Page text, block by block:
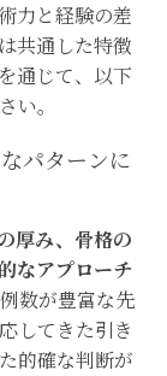
力と経験の差
共通した特徴
通じて、以下
い。
パターンに
厚み、骨格の
なアプローチ
数が豊富な先
してきた引き
的確な判断が